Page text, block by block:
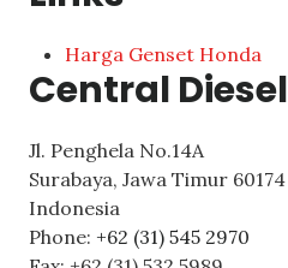
Harga Genset Honda
Central Diesel
Jl. Penghela No.14A
Surabaya, Jawa Timur 60174
Indonesia
Phone: +62 (31) 545 2970